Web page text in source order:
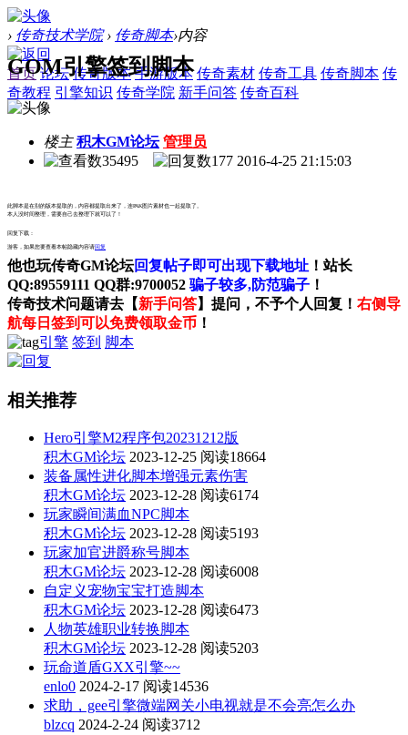
› 传奇技术学院 › 传奇脚本›内容
首页 论坛 传奇版本 手游版本 传奇素材 传奇工具 传奇脚本 传
奇教程 引擎知识 传奇学院 新手问答 传奇百科
GOM引擎签到脚本
楼主 积木GM论坛 管理员
35495
177 2016-4-25 21:15:03
此脚本是在别的版本提取的，内容都提取出来了，连PAK图片素材也一起提取了。
本人没时间整理，需要自己去整理下就可以了！
回复下载：
游客，如果您要查看本帖隐藏内容请回复
他也玩传奇GM论坛回复帖子即可出现下载地址 ！站长
QQ:89559111 QQ群:9700052 骗子较多,防范骗子 ！
传奇技术问题请去【新手问答】提问，不予个人回复！ 右侧导
航每日签到可以免费领取金币 ！
引擎 签到 脚本
相关推荐
Hero引擎M2程序包20231212版
积木GM论坛 2023-12-25 阅读18664
装备属性进化脚本增强元素伤害
积木GM论坛 2023-12-28 阅读6174
玩家瞬间满血NPC脚本
积木GM论坛 2023-12-28 阅读5193
玩家加官进爵称号脚本
积木GM论坛 2023-12-28 阅读6008
自定义宠物宝宝打造脚本
积木GM论坛 2023-12-28 阅读6473
人物英雄职业转换脚本
积木GM论坛 2023-12-28 阅读5203
玩命道盾GXX引擎~~
enlo0 2024-2-17 阅读14536
求助，gee引擎微端网关小电视就是不会亮怎么办
blzcq 2024-2-24 阅读3712